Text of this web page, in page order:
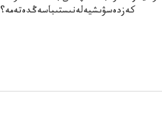
كەزدەسۋىشيەلەنىستىباسەڭدەتەمە؟